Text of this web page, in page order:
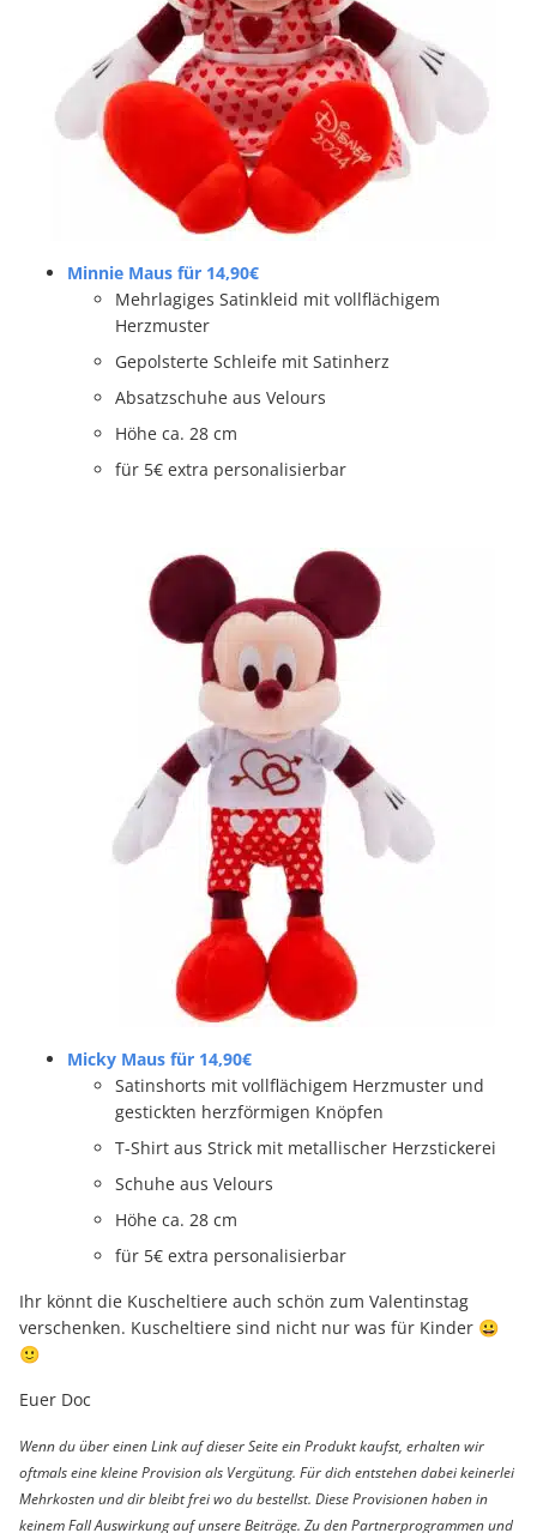
Minnie Maus für 14,90€
Mehrlagiges Satinkleid mit vollflächigem
Herzmuster
Gepolsterte Schleife mit Satinherz
Absatzschuhe aus Velours
Höhe ca. 28 cm
für 5€ extra personalisierbar
Micky Maus für 14,90€
Satinshorts mit vollflächigem Herzmuster und
gestickten herzförmigen Knöpfen
T-Shirt aus Strick mit metallischer Herzstickerei
Schuhe aus Velours
Höhe ca. 28 cm
für 5€ extra personalisierbar
Ihr könnt die Kuscheltiere auch schön zum Valentinstag
verschenken. Kuscheltiere sind nicht nur was für Kinder 😀
🙂
Euer Doc
Wenn du über einen Link auf dieser Seite ein Produkt kaufst, erhalten wir
oftmals eine kleine Provision als Vergütung. Für dich entstehen dabei keinerlei
Mehrkosten und dir bleibt frei wo du bestellst. Diese Provisionen haben in
keinem Fall Auswirkung auf unsere Beiträge. Zu den Partnerprogrammen und